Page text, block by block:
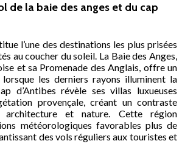
de la baie des anges et du cap
l’une des destinations les plus prisées
au coucher du soleil. La Baie des Anges,
et sa Promenade des Anglais, offre un
lorsque les derniers rayons illuminent la
d’Antibes révèle ses villas luxueuses
provençale, créant un contraste
architecture et nature. Cette région
météorologiques favorables plus de
des vols réguliers aux touristes et